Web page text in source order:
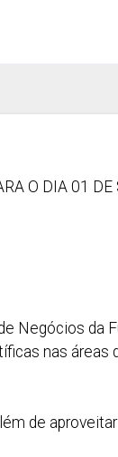
O DIA 01 DE
Negócios da
nas áreas
de